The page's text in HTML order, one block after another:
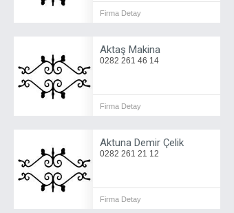
Firma Detay
Aktaş Makina
0282 261 46 14
Firma Detay
Aktuna Demir Çelik
0282 261 21 12
Firma Detay